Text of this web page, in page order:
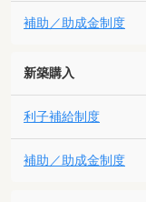
補助／助成金制度
新築購入
利子補給制度
補助／助成金制度